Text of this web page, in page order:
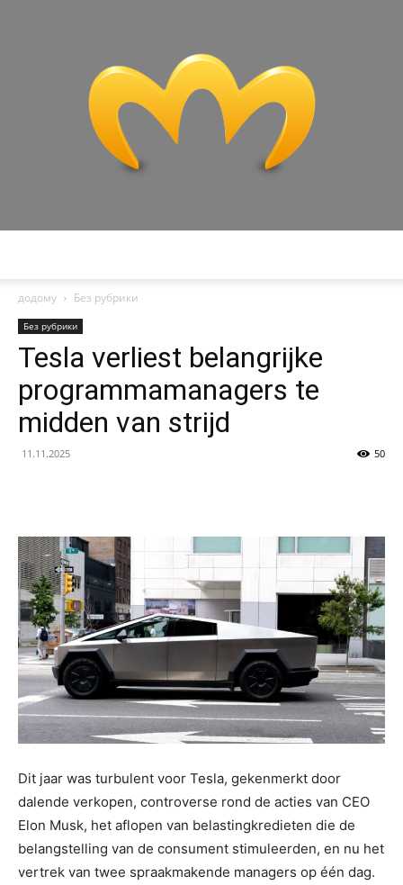
додому
Без рубрики
Без рубрики
Tesla verliest belangrijke
programmamanagers te
midden van strijd
11.11.2025 50
Dit jaar was turbulent voor Tesla, gekenmerkt door
dalende verkopen, controverse rond de acties van CEO
Elon Musk, het aflopen van belastingkredieten die de
belangstelling van de consument stimuleerden, en nu het
vertrek van twee spraakmakende managers op één dag.